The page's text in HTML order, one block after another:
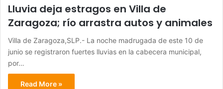
Lluvia deja estragos en Villa de
Zaragoza; río arrastra autos y animales
Villa de Zaragoza,SLP.- La noche madrugada de este 10 de
junio se registraron fuertes lluvias en la cabecera municipal,
por…
Read More »